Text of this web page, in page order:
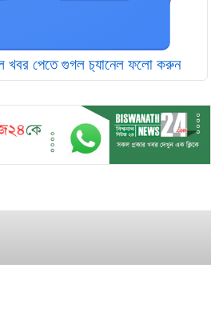
খবর পেতে গুগল চ‌্যানেল ফলো করুন